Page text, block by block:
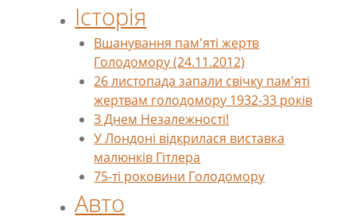
Історія
Вшанування пам'яті жертв
Голодомору (24.11.2012)
26 листопада запали свічку пам'яті
жертвам голодомору 1932-33 років
З Днем Незалежності!
У Лондоні відкрилася виставка
малюнків Гітлера
75-ті роковини Голодомору
Авто